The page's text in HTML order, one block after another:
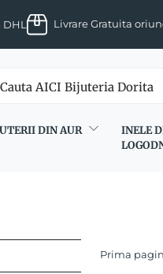
Livrare Gratuita
DIN AUR
INELE
Prima